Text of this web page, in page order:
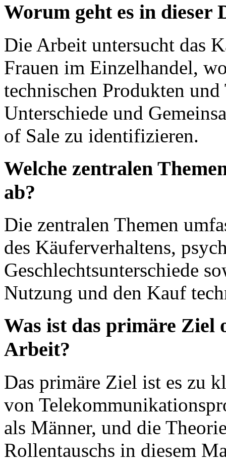
Worum geht es in dieser
Die Arbeit untersucht das
Frauen im Einzelhandel,
technischen Produkten
Unterschiede und
of Sale zu identifizieren.
Welche zentralen
ab?
Die zentralen Themen
des Käuferverhaltens,
Geschlechtsunterschiede
Nutzung und den Kauf
Was ist das primäre Ziel
Arbeit?
Das primäre Ziel ist es zu
von
als Männer, und die
Rollentauschs in diesem